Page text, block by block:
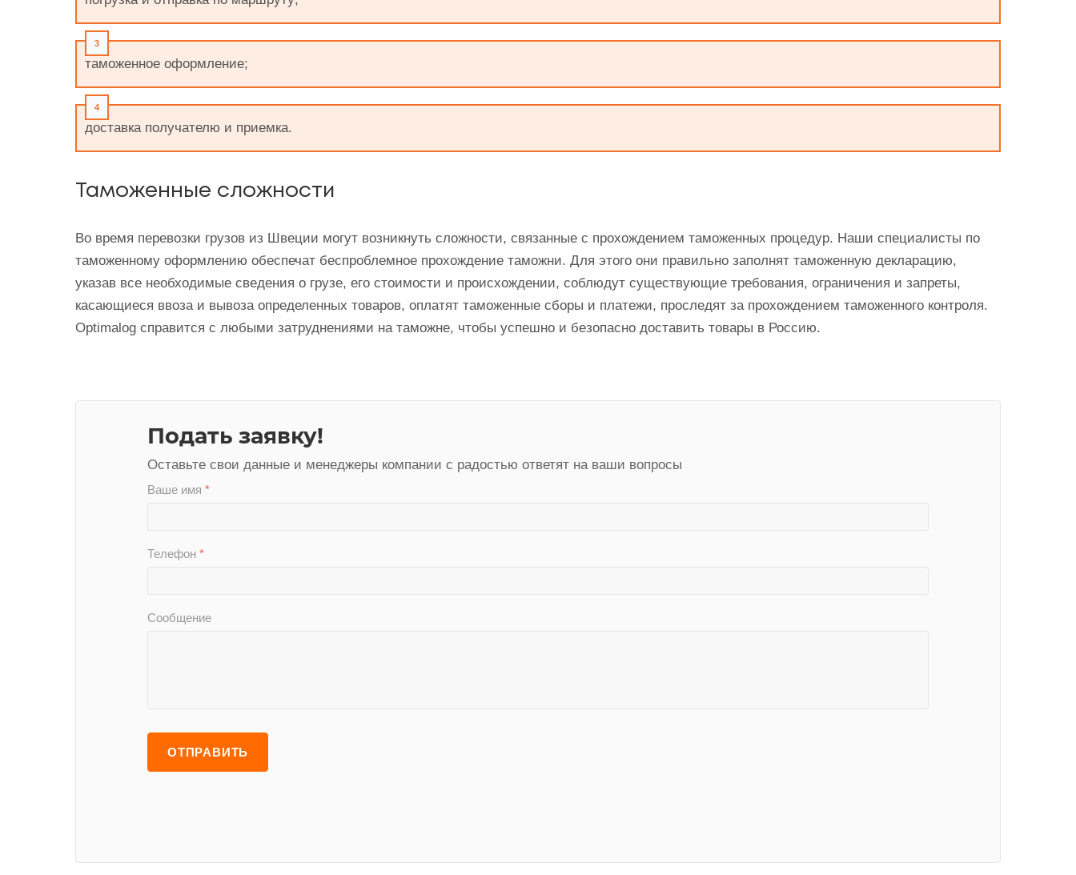
таможенное оформление;
доставка получателю и приемка.
Таможенные сложности
Во время перевозки грузов из Швеции могут возникнуть сложности, связанные с прохождением таможенных процедур. Наши специалисты по
таможенному оформлению обеспечат беспроблемное прохождение таможни. Для этого они правильно заполнят таможенную декларацию,
указав все необходимые сведения о грузе, его стоимости и происхождении, соблюдут существующие требования, ограничения и запреты,
касающиеся ввоза и вывоза определенных товаров, оплатят таможенные сборы и платежи, проследят за прохождением таможенного контроля.
Optimalog справится с любыми затруднениями на таможне, чтобы успешно и безопасно доставить товары в Россию.
Подать заявку!
Оставьте свои данные и менеджеры компании с радостью ответят на ваши вопросы
Ваше имя *
Телефон *
Сообщение